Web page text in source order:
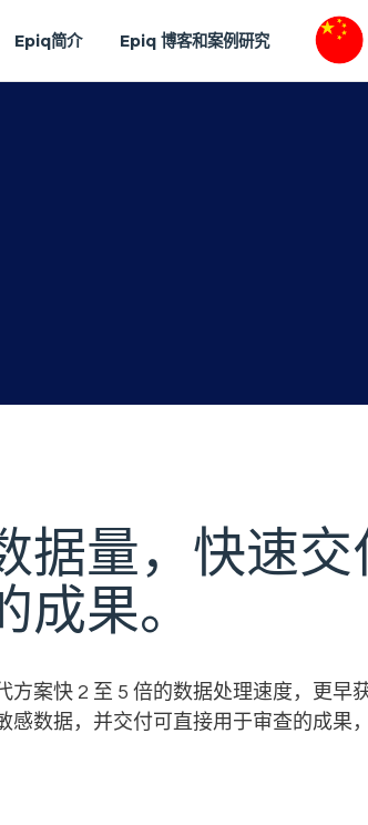
Epiq简介 Epiq 博客和案例研究
据量，快速交
成果。
方案快 2 至 5 倍的数据处理速度，更早
感数据，并交付可直接用于审查的成果